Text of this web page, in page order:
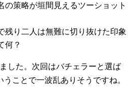
の策略が垣間見えるツーショット
残り二人は無難に切り抜けた印象
何？
した。次回はバチェラーと選ば
ことで一波乱ありそうですね。